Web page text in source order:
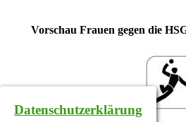
Datenschutzerklärung
Vorschau Frauen gegen die